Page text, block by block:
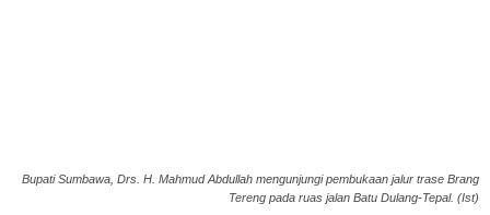
Bupati Sumbawa, Drs. H. Mahmud Abdullah mengunjungi pembukaan jalur trase Brang
Tereng pada ruas jalan Batu Dulang-Tepal. (Ist)